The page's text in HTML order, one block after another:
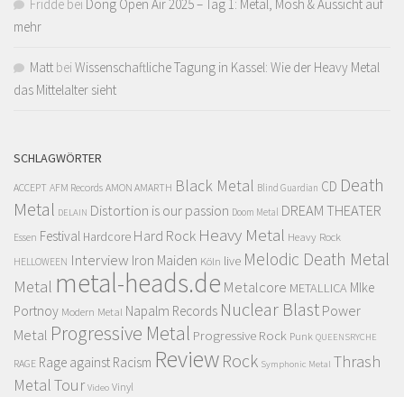
Fridde bei Dong Open Air 2025 – Tag 1: Metal, Mosh & Aussicht auf
mehr
Matt bei Wissenschaftliche Tagung in Kassel: Wie der Heavy Metal
das Mittelalter sieht
SCHLAGWÖRTER
ACCEPT AFM Records AMON AMARTH Black Metal Blind Guardian CD Death
Metal DELAIN Distortion is our passion Doom Metal DREAM THEATER
Essen Festival Hardcore Hard Rock Heavy Metal Heavy Rock
HELLOWEEN Interview Iron Maiden Köln live Melodic Death Metal
Metal metal-heads.de Metalcore METALLICA MIke
Portnoy Modern Metal Napalm Records Nuclear Blast Power
Metal Progressive Metal Progressive Rock Punk QUEENSRYCHE
RAGE Rage against Racism Review Rock Symphonic Metal Thrash
MetalTour Video Vinyl